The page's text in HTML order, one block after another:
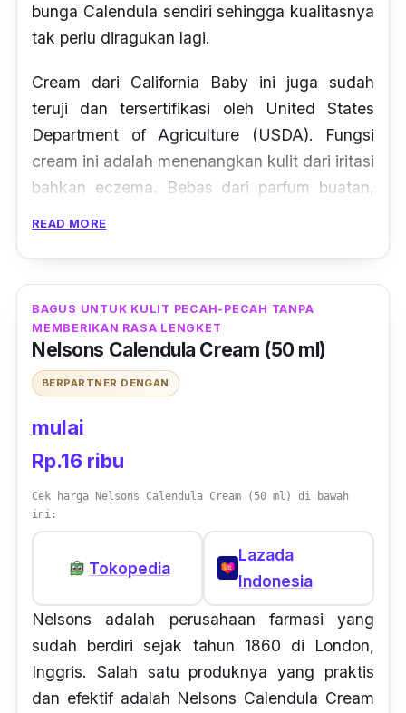
bunga Calendula sendiri sehingga kualitasnya
tak perlu diragukan lagi.
Cream dari California Baby ini juga sudah
teruji dan tersertifikasi oleh United States
Department of Agriculture (USDA). Fungsi
cream ini adalah menenangkan kulit dari iritasi
bahkan eczema. Bebas dari parfum buatan,
READ MORE
BAGUS UNTUK KULIT PECAH-PECAH TANPA
MEMBERIKAN RASA LENGKET
Nelsons Calendula Cream (50 ml)
BERPARTNER DENGAN
mulai
Rp.16 ribu
Cek harga Nelsons Calendula Cream (50 ml) di bawah
ini:
Tokopedia
Lazada
Indonesia
Nelsons adalah perusahaan farmasi yang
sudah berdiri sejak tahun 1860 di London,
Inggris. Salah satu produknya yang praktis
dan efektif adalah Nelsons Calendula Cream